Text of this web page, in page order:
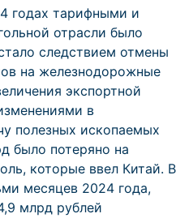
годах тарифными и
отрасли было
следствием отмены
на железнодорожные
экспортной
в
полезных ископаемых
было потеряно на
которые ввел Китай. В
месяцев 2024 года,
млрд рублей